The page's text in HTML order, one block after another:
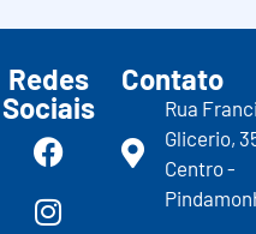
Redes
Sociais
Contato
Rua
Glicerio,
Centro -